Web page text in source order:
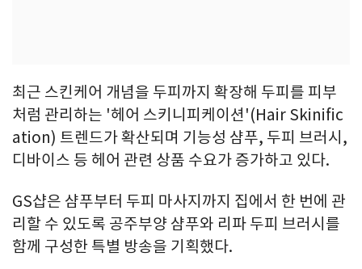
최근 스킨케어 개념을 두피까지 확장해 두피를 피부
처럼 관리하는 '헤어 스키니피케이션'(Hair Skinific
ation) 트렌드가 확산되며 기능성 샴푸, 두피 브러시,
디바이스 등 헤어 관련 상품 수요가 증가하고 있다.
GS샵은 샴푸부터 두피 마사지까지 집에서 한 번에 관
리할 수 있도록 공주부양 샴푸와 리파 두피 브러시를
함께 구성한 특별 방송을 기획했다.